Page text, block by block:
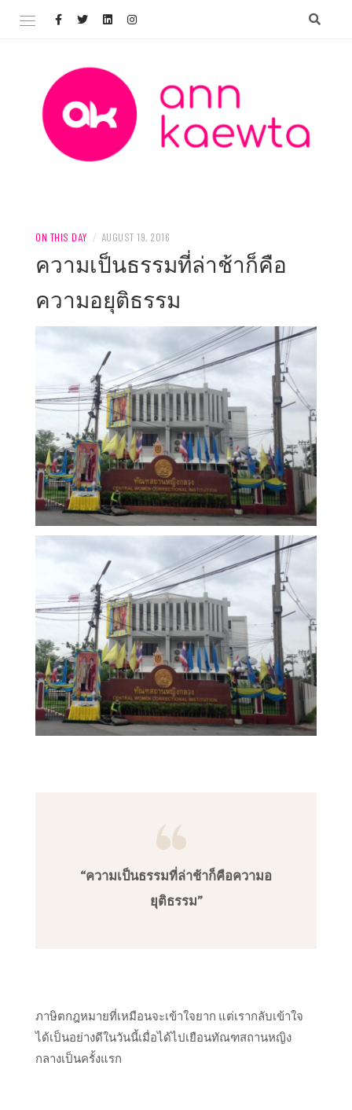
ON THIS DAY / AUGUST 19, 2016
ความเป็นธรรมที่ล่าช้าก็คือ
ความอยุติธรรม
“ความเป็นธรรมที่ล่าช้าก็คือความอ
ยุติธรรม”
ภาษิตกฎหมายที่เหมือนจะเข้าใจยาก แต่เรากลับเข้าใจ
ได้เป็นอย่างดีในวันนี้เมื่อได้ไปเยือนทัณฑสถานหญิง
กลางเป็นครั้งแรก